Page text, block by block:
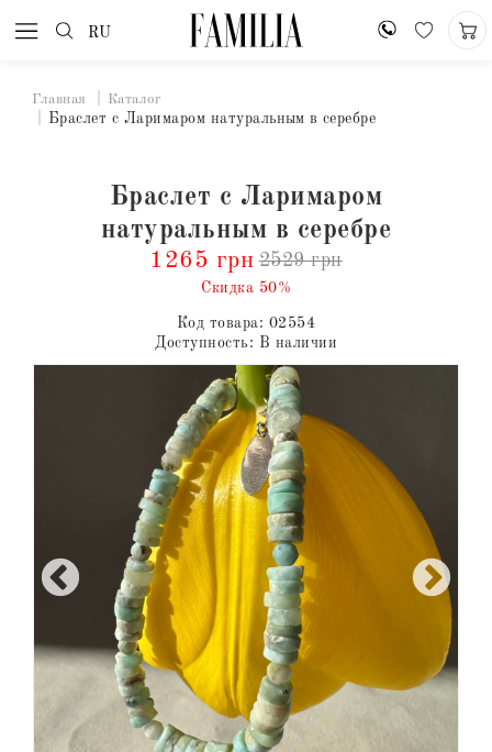
RU
Главная Каталог
Браслет с Ларимаром натуральным в серебре
Браслет с Ларимаром
натуральным в серебре
1265 грн 2529 грн
Скидка 50%
Код товара: 02554
Доступность: В наличии